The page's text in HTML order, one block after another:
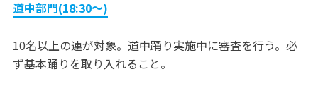
道中部門(18:30〜)
10名以上の連が対象。道中踊り実施中に審査を行う。必
ず基本踊りを取り入れること。